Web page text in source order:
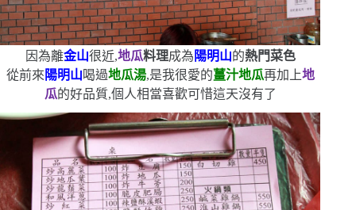
因為離金山很近,地瓜料理成為 陽明山的熱門菜色
從前來 陽明山喝過地瓜湯,是我很愛的薑汁地瓜再加上地
瓜的好品質,個人相當喜歡可惜這天沒有了